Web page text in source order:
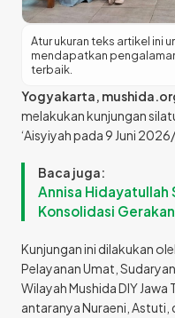
Atur ukuran teks artikel ini
mendapatkan
terbaik.
Yogyakarta,
melakukan kunjungan
‘Aisyiyah pada 9 Juni
Baca juga:
Annisa Hidayatullah
Konsolidasi Gerakan
Kunjungan ini dilakukan
Pelayanan Umat,
Wilayah Mushida DIY
antaranya Nuraeni, Astuti,